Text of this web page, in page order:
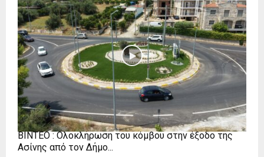
ΒΙΝΤΕΟ : Ολοκλήρωση του κόμβου στην έξοδο της
Ασίνης από τον Δήμο...